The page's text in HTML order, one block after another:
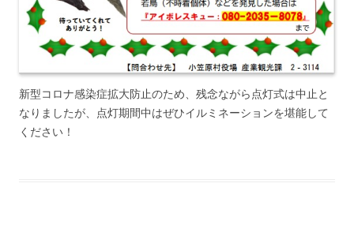
新型コロナ感染症拡大防止のため、残念ながら点灯式は中止と
なりましたが、点灯期間中はぜひイルミネーションを堪能して
ください！